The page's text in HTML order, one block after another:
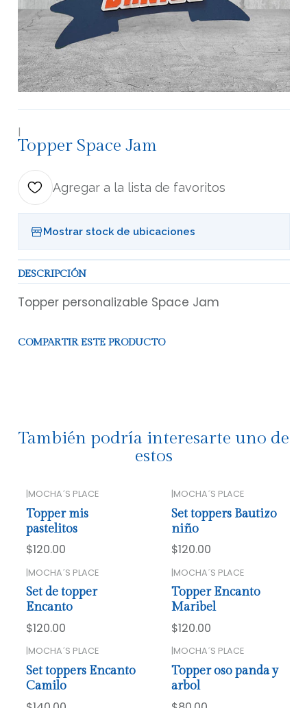
|
Topper Space Jam
Agregar a la lista de favoritos
Mostrar stock de ubicaciones
DESCRIPCIÓN
Topper personalizable Space Jam
COMPARTIR ESTE PRODUCTO
También podría interesarte uno de
estos
|MOCHA´S PLACE
Topper mis
pastelitos
$120.00
|MOCHA´S PLACE
Set toppers Bautizo
niño
$120.00
|MOCHA´S PLACE
Set de topper
Encanto
$120.00
|MOCHA´S PLACE
Topper Encanto
Maribel
$120.00
|MOCHA´S PLACE
Set toppers Encanto
Camilo
|MOCHA´S PLACE
Topper oso panda y
arbol